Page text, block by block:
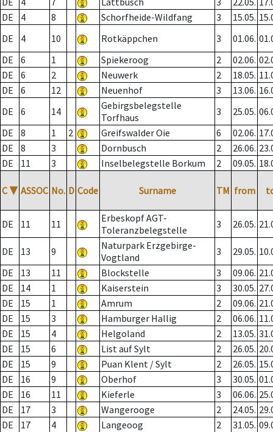
DE
4 8 Schorfheide-Wildfang 3 15.05.
DE
4 10 Rotkäppchen 3 01.06.
DE
6 1 Spiekeroog 2 02.06.
DE
6 2 Neuwerk 2 18.05.
DE
6 12 Neuenhof 3 13.06.
DE
6 14
Gebirgsbelegstelle
Torfhaus
3 25.05.
DE
8 1 2 Greifswalder Oie 6 02.06.
DE
8 3 Dornbusch 2 26.06.
DE
11 3 Inselbelegstelle Borkum 2 09.05.
C ▼ ASSOC No. D Code Surname TM from
DE 11 11
Erbeskopf AGT-
Toleranzbelegstelle
3 26.05.
DE 13 9
Naturpark Erzgebirge-
Vogtland
3 29.05.
DE
13 11 Blockstelle 3 09.06.
DE
14 1 Kaiserstein 3 30.05.
DE
15 1 Amrum 2 09.06.
DE
15 3 Hamburger Hallig 2 06.06.
DE
15 4 Helgoland 2 13.05.
DE
15 6 List auf Sylt 2 26.05.
DE
15 9 Puan Klent / Sylt 2 26.05.
DE
16 9 Oberhof 3 30.05.
DE
16 11 Kieferle 3 06.06.
DE
17 3 Wangerooge 2 24.05.
DE
17 4 Langeoog 2 31.05.